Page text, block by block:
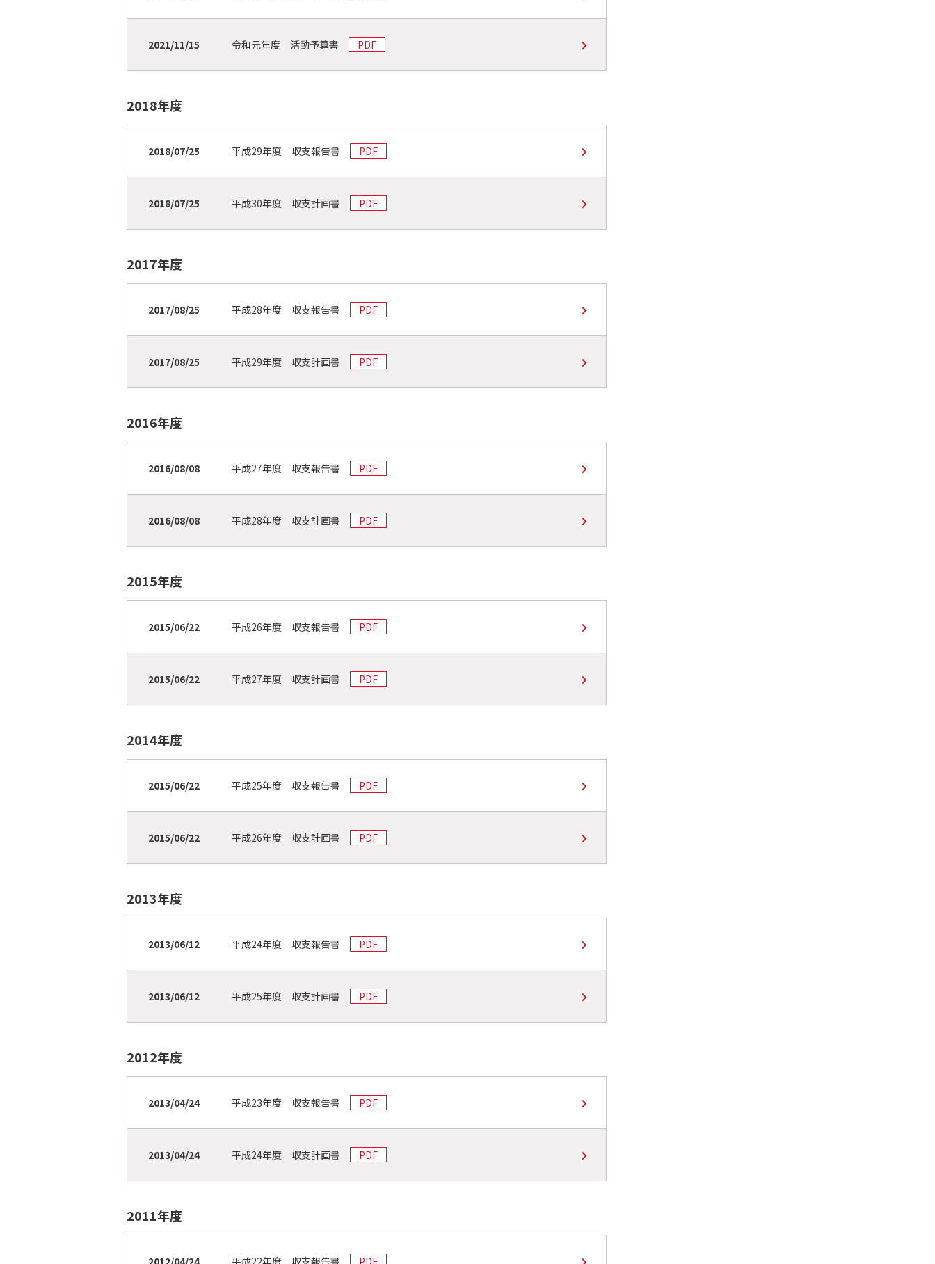
2021/11/15 令和元年度 活動予算書 PDF
2018年度
2018/07/25 平成29年度 収支報告書 PDF
2018/07/25 平成30年度 収支計画書 PDF
2017年度
2017/08/25 平成28年度 収支報告書 PDF
2017/08/25 平成29年度 収支計画書 PDF
2016年度
2016/08/08 平成27年度 収支報告書 PDF
2016/08/08 平成28年度 収支計画書 PDF
2015年度
2015/06/22 平成26年度 収支報告書 PDF
2015/06/22 平成27年度 収支計画書 PDF
2014年度
2015/06/22 平成25年度 収支報告書 PDF
2015/06/22 平成26年度 収支計画書 PDF
2013年度
2013/06/12 平成24年度 収支報告書 PDF
2013/06/12 平成25年度 収支計画書 PDF
2012年度
2013/04/24 平成23年度 収支報告書 PDF
2013/04/24 平成24年度 収支計画書 PDF
2011年度
2012/04/24 平成22年度 収支報告書 PDF